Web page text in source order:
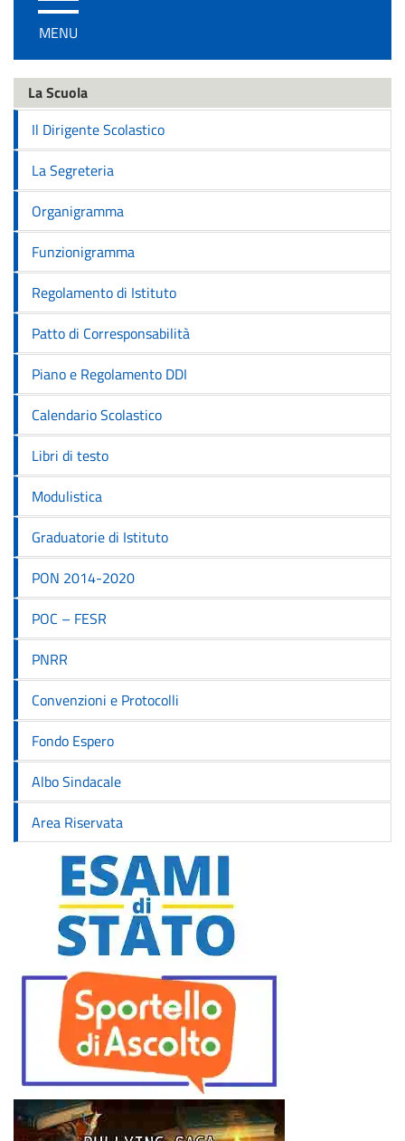
/
disattiva
navigazione
MENU
La Scuola
Il Dirigente Scolastico
La Segreteria
Organigramma
Funzionigramma
Regolamento di Istituto
Patto di Corresponsabilità
Piano e Regolamento DDI
Calendario Scolastico
Libri di testo
Modulistica
Graduatorie di Istituto
PON 2014-2020
POC – FESR
PNRR
Convenzioni e Protocolli
Fondo Espero
Albo Sindacale
Area Riservata